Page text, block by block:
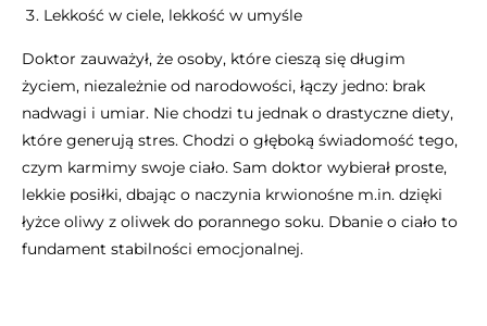
Lekkość w ciele, lekkość w umyśle
Doktor zauważył, że osoby, które cieszą się długim
życiem, niezależnie od narodowości, łączy jedno: brak
nadwagi i umiar. Nie chodzi tu jednak o drastyczne diety,
które generują stres. Chodzi o głęboką świadomość tego,
czym karmimy swoje ciało. Sam doktor wybierał proste,
lekkie posiłki, dbając o naczynia krwionośne m.in. dzięki
łyżce oliwy z oliwek do porannego soku. Dbanie o ciało to
fundament stabilności emocjonalnej.